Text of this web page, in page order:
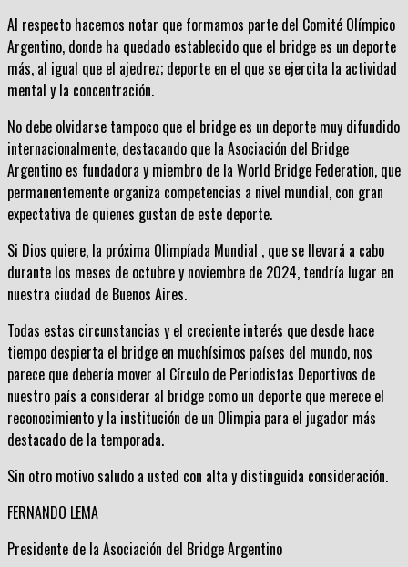
Al respecto hacemos notar que formamos parte del Comité Olímpico
Argentino, donde ha quedado establecido que el bridge es un deporte
más, al igual que el ajedrez; deporte en el que se ejercita la actividad
mental y la concentración.
No debe olvidarse tampoco que el bridge es un deporte muy difundido
internacionalmente, destacando que la Asociación del Bridge
Argentino es fundadora y miembro de la World Bridge Federation, que
permanentemente organiza competencias a nivel mundial, con gran
expectativa de quienes gustan de este deporte.
Si Dios quiere, la próxima Olimpíada Mundial , que se llevará a cabo
durante los meses de octubre y noviembre de 2024, tendría lugar en
nuestra ciudad de Buenos Aires.
Todas estas circunstancias y el creciente interés que desde hace
tiempo despierta el bridge en muchísimos países del mundo, nos
parece que debería mover al Círculo de Periodistas Deportivos de
nuestro país a considerar al bridge como un deporte que merece el
reconocimiento y la institución de un Olimpia para el jugador más
destacado de la temporada.
Sin otro motivo saludo a usted con alta y distinguida consideración.
FERNANDO LEMA
Presidente de la Asociación del Bridge Argentino